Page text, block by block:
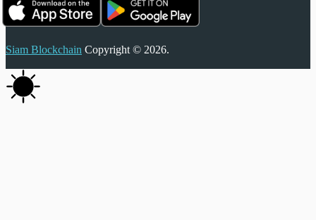
Siam Blockchain Copyright © 2026.